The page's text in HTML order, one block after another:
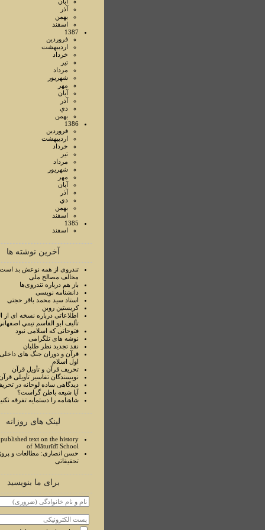
آذر
بهمن
اسفند
1387
فروردين
ارديبهشت
خرداد
تير
مرداد
شهريور
مهر
آبان
آذر
دي
بهمن
1386
فروردين
ارديبهشت
خرداد
تير
مرداد
شهريور
مهر
آبان
آذر
دي
بهمن
اسفند
1385
اسفند
آخرین نوشته ها
تندروی از همه نوعش بد
مخالف مصالح ملی
باز هم درباره تندروی‌ها
دانشنامه نویسی
استاد سيد محمد باقر حجتی
کریستین روبن
اطلاعاتی درباره نسخه ای از
تأليف ابو القاسم تيمي
فتوحاتی که اسلامی نبود
نوشه های تلگرامی
نقد تجدید نظر طلبان
قرآن و دوران جنگ های
اول اسلام
تحريف قرآن و تأويل قرآن
نويسندگان تفاسير تأويلی
ديدگاهی ساده لوحانه در
آيا شيعه باطن گراست؟
شاهنامه را دستمايه تفرقه
لینک های روزانه
text on the history
of Māturīdī School
حسن انصاری: مطالعات و
تحقیقاتی
برای ما بنویسید